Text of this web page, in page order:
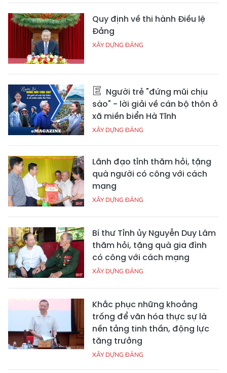
Quy định về thi hành Điều lệ
Đảng
XÂY DỰNG ĐẢNG
Người trẻ "đứng mũi chịu
sào" - lời giải về cán bộ thôn ở
xã miền biển Hà Tĩnh
XÂY DỰNG ĐẢNG
Lãnh đạo tỉnh thăm hỏi, tặng
quà người có công với cách
mạng
XÂY DỰNG ĐẢNG
Bí thư Tỉnh ủy Nguyễn Duy Lâm
thăm hỏi, tặng quà gia đình
có công với cách mạng
XÂY DỰNG ĐẢNG
Khắc phục những khoảng
trống để văn hóa thực sự là
nền tảng tinh thần, động lực
tăng trưởng
XÂY DỰNG ĐẢNG